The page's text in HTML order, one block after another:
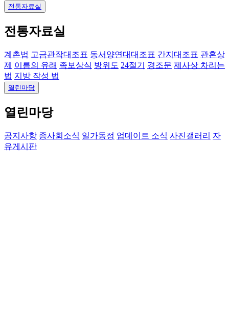
전통자료실
전통자료실
계촌법 고금관작대조표 동서양연대대조표 간지대조표 관혼상
제 이름의 유래 족보상식 방위도 24절기 경조문 제사상 차리는
법 지방 작성 법
열린마당
열린마당
공지사항 종사회소식 일가동정 업데이트 소식 사진갤러리 자
유게시판